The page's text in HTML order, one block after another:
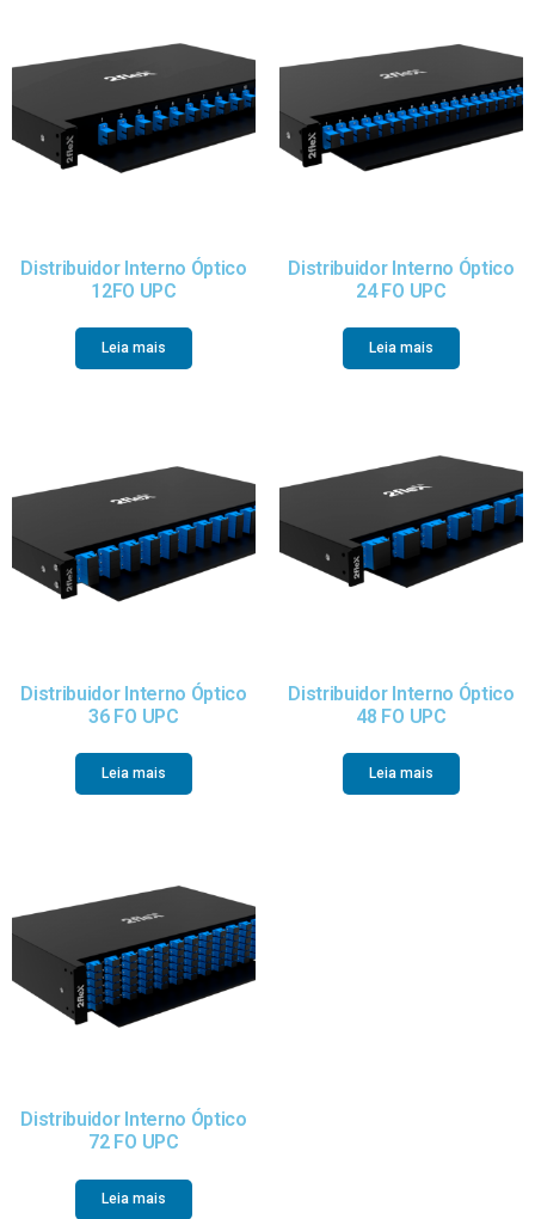
Distribuidor Interno Óptico
12FO UPC
Leia mais
Distribuidor Interno Óptico
24 FO UPC
Leia mais
Distribuidor Interno Óptico
36 FO UPC
Leia mais
Distribuidor Interno Óptico
48 FO UPC
Leia mais
Distribuidor Interno Óptico
72 FO UPC
Leia mais